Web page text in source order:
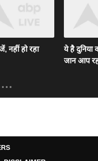
नहीं हो रहा
ये है दुनिया
जान आप